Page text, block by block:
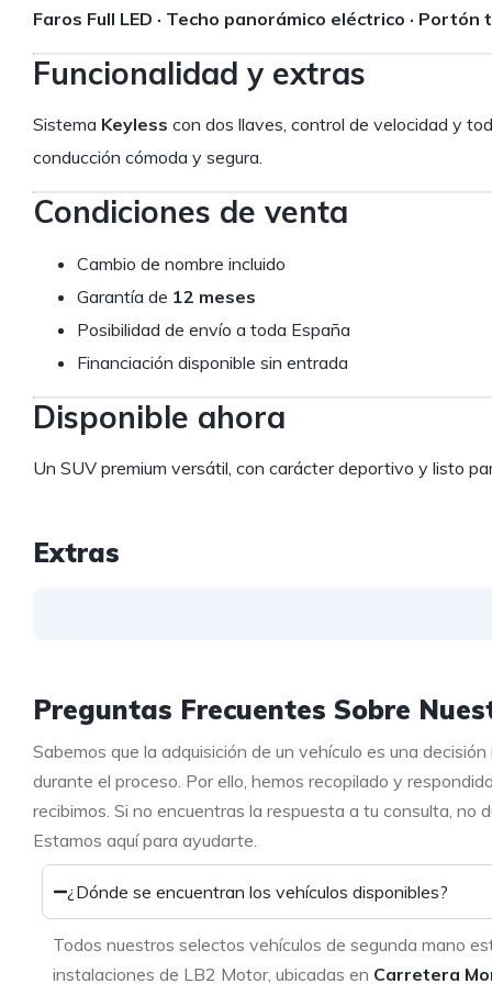
Faros Full LED · Techo panorámico eléctrico ·
Funcionalidad y extras
Sistema Keyless con dos llaves, control de velocidad y
conducción cómoda y segura.
Condiciones de venta
Cambio de nombre incluido
Garantía de 12 meses
Posibilidad de envío a toda España
Financiación disponible sin entrada
Disponible ahora
Un SUV premium versátil, con carácter deportivo y listo
Extras
Preguntas Frecuentes Sobre
Sabemos que la adquisición de un vehículo es una
durante el proceso. Por ello, hemos recopilado y
recibimos. Si no encuentras la respuesta a tu consulta, no
Estamos aquí para ayudarte.
¿Dónde se encuentran los vehículos disponibles?
Todos nuestros selectos vehículos de segunda mano
instalaciones de LB2 Motor, ubicadas en Carretera